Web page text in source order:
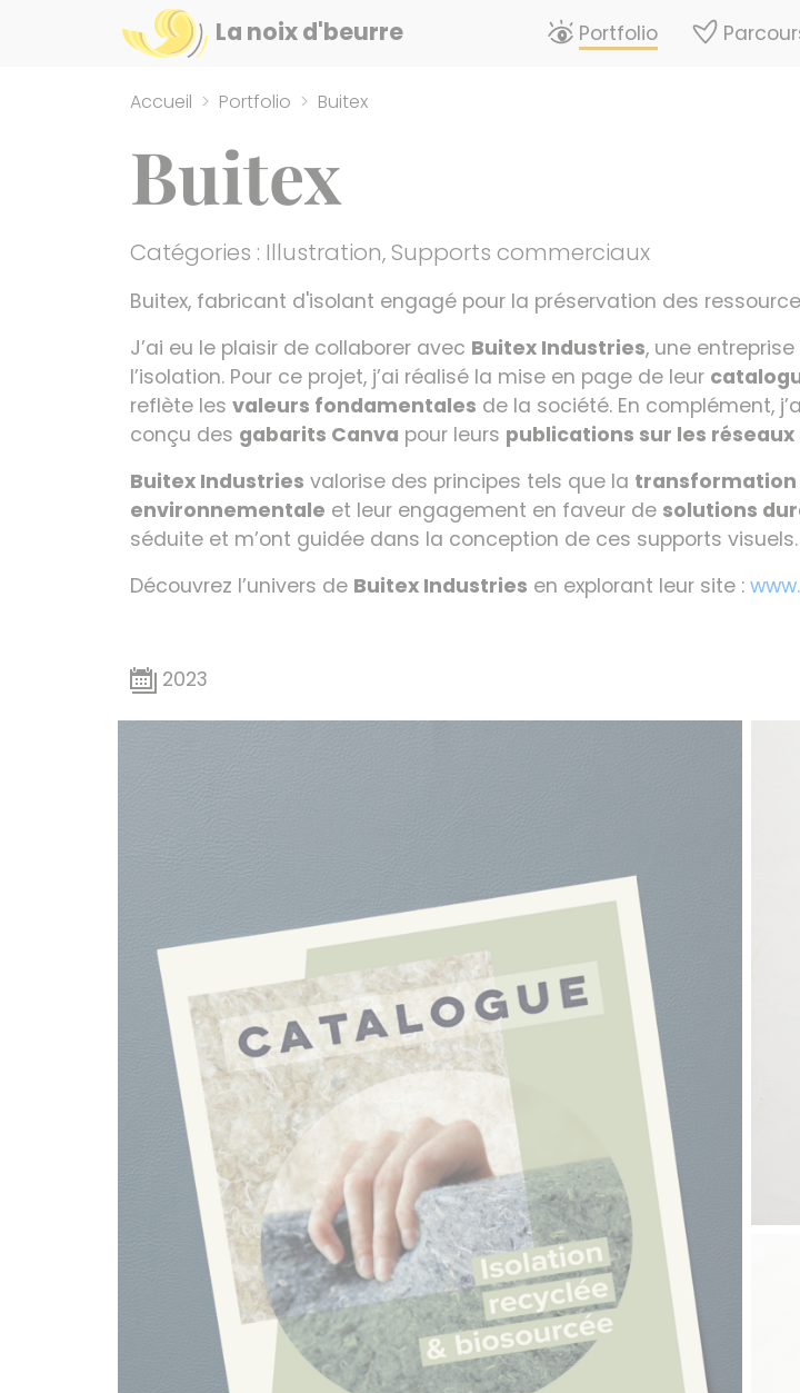
La noix d'beurre Portfolio
Accueil Portfolio Buitex
Buitex
Catégories : Illustration,Supports commerciaux
Buitex, fabricant d'isolant engagé pour la préservation des
J’ai eu le plaisir de collaborer avec Buitex Industries, une
l’isolation. Pour ce projet, j’ai réalisé la mise en page de leur
reflète les valeurs fondamentales de la société. En complément,
conçu des gabarits Canva pour leurs publications sur les réseaux
Buitex Industries valorise des principes tels que la transformation
environnementale et leur engagement en faveur de solutions
séduite et m’ont guidée dans la conception de ces supports visuels.
Découvrez l’univers de Buitex Industries en explorant leur site :
2023
Panneau de gestion des cookies